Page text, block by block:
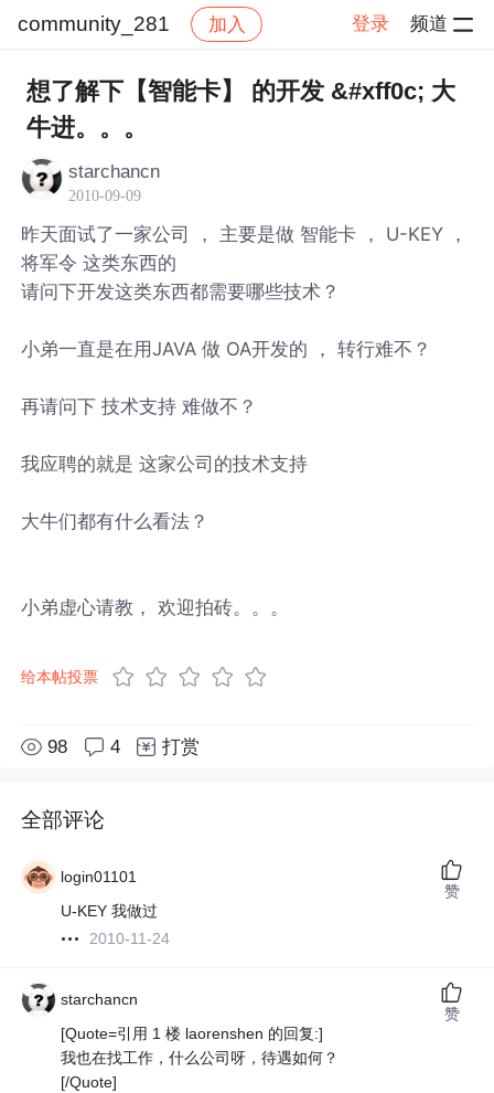
community_281 加入 登录 频道
社区 community_281 帖子详情
想了解下【智能卡】 的开发 &#xff0c; 大
牛进。。。
starchancn
2010-09-09
昨天面试了一家公司 ， 主要是做 智能卡 ， U-KEY ，
将军令 这类东西的
请问下开发这类东西都需要哪些技术？
小弟一直是在用JAVA 做 OA开发的 ， 转行难不？
再请问下 技术支持 难做不？
我应聘的就是 这家公司的技术支持
大牛们都有什么看法？
小弟虚心请教， 欢迎拍砖。。。
给本帖投票
98 4 打赏
全部评论
login01101
U-KEY 我做过
2010-11-24
赞
starchancn
[Quote=引用 1 楼 laorenshen 的回复:]
我也在找工作，什么公司呀，待遇如何？
[/Quote]
赞